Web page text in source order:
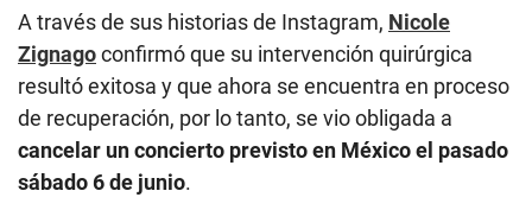
A través de sus historias de Instagram, Nicole
Zignagoconfirmó que su intervención quirúrgica
resultó exitosa y que ahora se encuentra en proceso
de recuperación, por lo tanto, se vio obligada a
cancelar un concierto previsto en México el pasado
sábado 6 de junio.